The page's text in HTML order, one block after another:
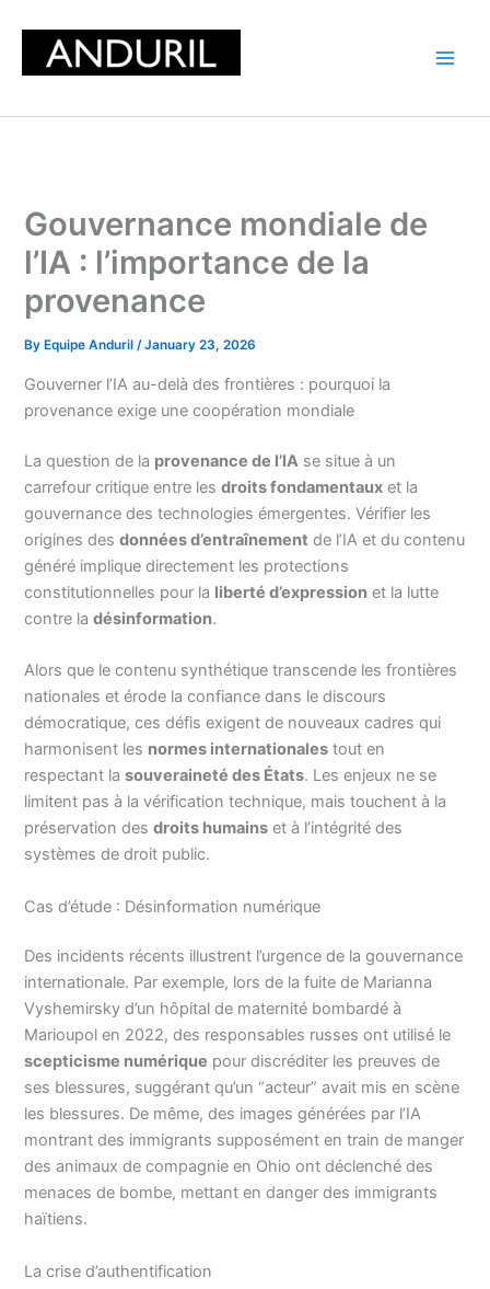
content
Gouvernance mondiale de
l’IA : l’importance de la
provenance
By Equipe Anduril/January 23, 2026
Gouverner l’IA au-delà des frontières : pourquoi la
provenance exige une coopération mondiale
La question de la provenance de l’IA se situe à un
carrefour critique entre lesdroits fondamentaux et la
gouvernance des technologies émergentes. Vérifier les
origines desdonnées d’entraînement de l’IA et du contenu
généré implique directement les protections
constitutionnelles pour la liberté d’expression et la lutte
contre ladésinformation.
Alors que le contenu synthétique transcende les frontières
nationales et érode la confiance dans le discours
démocratique, ces défis exigent de nouveaux cadres qui
harmonisent les normes internationales tout en
respectant lasouveraineté des États. Les enjeux ne se
limitent pas à la vérification technique, mais touchent à la
préservation desdroits humains et à l’intégrité des
systèmes de droit public.
Cas d’étude : Désinformation numérique
Des incidents récents illustrent l’urgence de la gouvernance
internationale. Par exemple, lors de la fuite de Marianna
Vyshemirsky d’un hôpital de maternité bombardé à
Marioupol en 2022, des responsables russes ont utilisé le
scepticisme numérique pour discréditer les preuves de
ses blessures, suggérant qu’un “acteur” avait mis en scène
les blessures. De même, des images générées par l’IA
montrant des immigrants supposément en train de manger
des animaux de compagnie en Ohio ont déclenché des
menaces de bombe, mettant en danger des immigrants
haïtiens.
La crise d’authentification